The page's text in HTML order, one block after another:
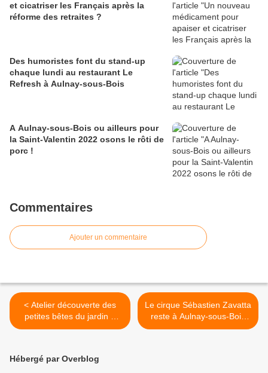
et cicatriser les Français après la
réforme des retraites ?
Des humoristes font du stand-up
chaque lundi au restaurant Le
Refresh à Aulnay-sous-Bois
A Aulnay-sous-Bois ou ailleurs pour
la Saint-Valentin 2022 osons le rôti de
porc !
Commentaires
Ajouter un commentaire
< Atelier découverte des
petites bêtes du jardin à
Aulnay-sous-Bois
Le cirque Sébastien Zavatta
reste à Aulnay-sous-Bois
jusqu’au 6 mars 2016 >
Hébergé par Overblog